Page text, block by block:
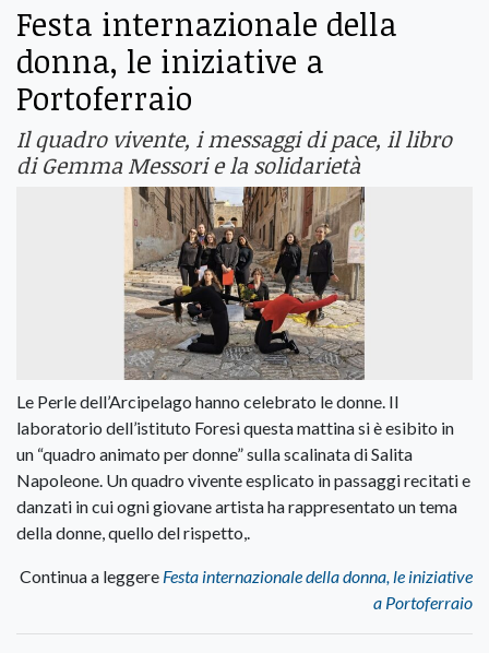
Festa internazionale della
donna, le iniziative a
Portoferraio
Il quadro vivente, i messaggi di pace, il libro
di Gemma Messori e la solidarietà
Le Perle dell’Arcipelago hanno celebrato le donne. Il
laboratorio dell’istituto Foresi questa mattina si è esibito in
un “quadro animato per donne” sulla scalinata di Salita
Napoleone. Un quadro vivente esplicato in passaggi recitati e
danzati in cui ogni giovane artista ha rappresentato un tema
della donne, quello del rispetto,.
Continua a leggere Festa internazionale della donna, le iniziative
a Portoferraio